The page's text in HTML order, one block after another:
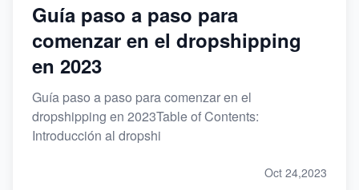
Guía paso a paso para
comenzar en el dropshipping
en 2023
Guía paso a paso para comenzar en el
dropshipping en 2023Table of Contents:
Introducción al dropshi
Oct 24,2023